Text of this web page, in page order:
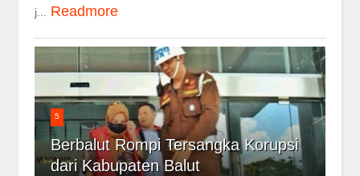
j... Readmore
5
Berbalut Rompi Tersangka Korupsi
dari Kabupaten Balut